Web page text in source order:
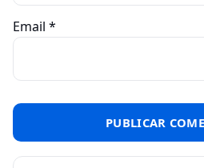
Email *